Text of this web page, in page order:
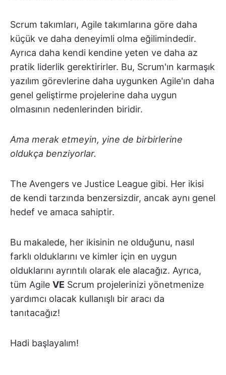
Scrum takımları, Agile takımlarına göre daha
küçük ve daha deneyimli olma eğilimindedir.
Ayrıca daha kendi kendine yeten ve daha az
pratik liderlik gerektirirler. Bu, Scrum'ın karmaşık
yazılım görevlerine daha uygunken Agile'ın daha
genel geliştirme projelerine daha uygun
olmasının nedenlerinden biridir.
Ama merak etmeyin, yine de birbirlerine
oldukça benziyorlar.
The Avengers ve Justice League gibi. Her ikisi
de kendi tarzında benzersizdir, ancak aynı genel
hedef ve amaca sahiptir.
Bu makalede, her ikisinin ne olduğunu, nasıl
farklı olduklarını ve kimler için en uygun
olduklarını ayrıntılı olarak ele alacağız. Ayrıca,
tüm Agile VE Scrum projelerinizi yönetmenize
yardımcı olacak kullanışlı bir aracı da
tanıtacağız!
Hadi başlayalım!